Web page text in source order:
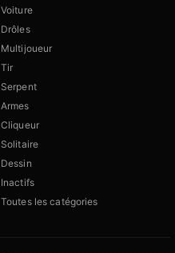
Voiture
Drôles
Multijoueur
Tir
Serpent
Armes
Cliqueur
Solitaire
Dessin
Inactifs
Toutes les catégories